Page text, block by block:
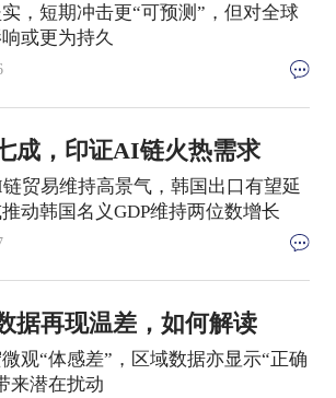
，短期冲击更“可预测”，但对全球
或更为持久
成，印证AI链火热需求
贸易维持高景气，韩国出口有望延
动韩国名义GDP维持两位数增长
据再现温差，如何解读
观“体感差”，区域数据亦显示“正确
来潜在扰动